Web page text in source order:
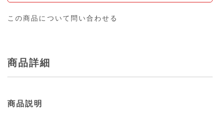
この商品について問い合わせる
商品詳細
商品説明